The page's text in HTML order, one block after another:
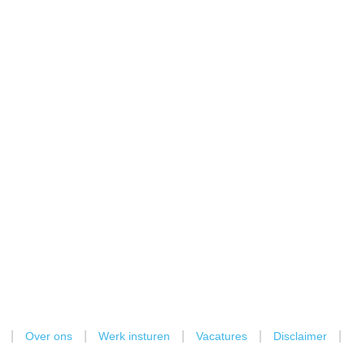
Over ons Werk insturen Vacatures Disclaimer